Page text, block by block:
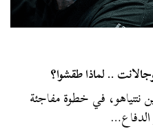
.. لماذا طقشوا؟
نتنياهو، في خطوة مفاجئة
الدفاع…